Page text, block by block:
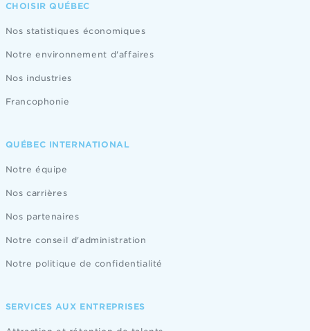
CHOISIR QUÉBEC
Nos statistiques économiques
Notre environnement d'affaires
Nos industries
Francophonie
QUÉBEC INTERNATIONAL
Notre équipe
Nos carrières
Nos partenaires
Notre conseil d'administration
Notre politique de confidentialité
SERVICES AUX ENTREPRISES